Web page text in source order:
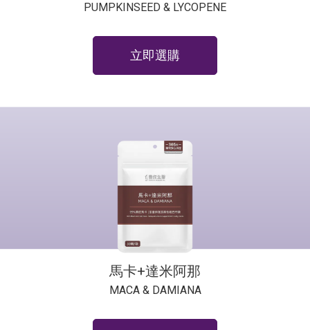
PUMPKINSEED & LYCOPENE
立即選購
馬卡+達米阿那
MACA & DAMIANA